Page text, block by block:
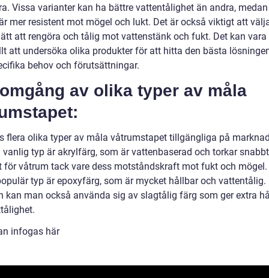
Vissa varianter kan ha bättre vattentålighet än andra,
mer resistent mot mögel och lukt. Det är också viktigt att
att rengöra och tålig mot vattenstänk och fukt. Det kan vara
att undersöka olika produkter för att hitta den bästa
behov och förutsättningar.
av olika typer av måla
flera olika typer av måla våtrumstapet tillgängliga på
vanlig typ är akrylfärg, som är vattenbaserad och torkar
för våtrum tack vare dess motståndskraft mot fukt och mögel.
typ är epoxyfärg, som är mycket hållbar och vattentålig.
kan man också använda sig av slagtålig färg som ger extra
infogas här